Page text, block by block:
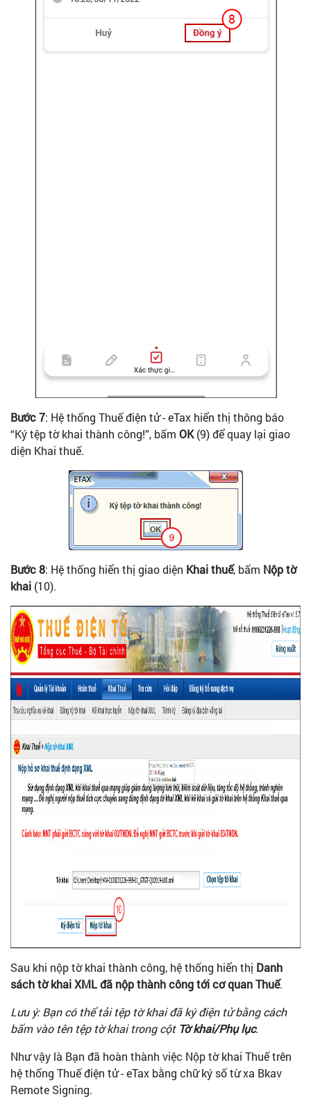
Bước 7: Hệ thống Thuế điện tử - eTax hiển thị thông báo
“Ký tệp tờ khai thành công!”, bấm OK(9) để quay lại giao
diện Khai thuế.
Bước 8: Hệ thống hiển thị giao diện Khai thuế, bấm Nộp tờ
khai (10).
Sau khi nộp tờ khai thành công, hệ thống hiển thị Danh
sách tờ khai XML đã nộp thành công tới cơ quan Thuế.
Lưu ý: Bạn có thể tải tệp tờ khai đã ký điện tử bằng cách
bấm vào tên tệp tờ khai trong cột Tờ khai/Phụ lục.
Như vậy là Bạn đã hoàn thành việc Nộp tờ khai Thuế trên
hệ thống Thuế điện tử - eTax bằng chữ ký số từ xa Bkav
Remote Signing.